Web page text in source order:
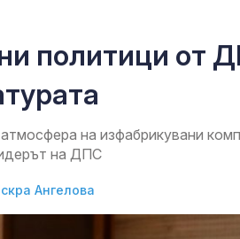
политици от
на изфабрикувани
на ДПС
Ангелова